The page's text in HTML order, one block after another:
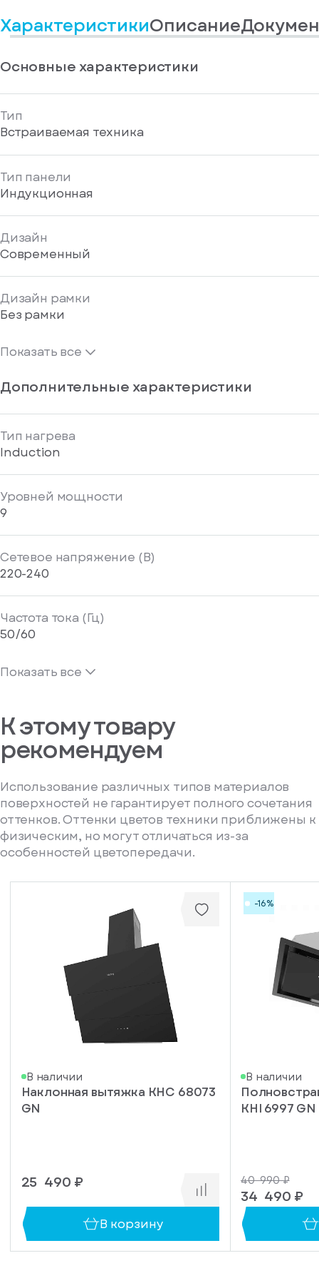
вас
есть
аккаунт
материалы
ХарактеристикиОписание
Основные характеристики
Тип
Встраиваемая техника
Тип панели
Индукционная
Дизайн
Современный
Дизайн рамки
Без рамки
Показать все
Дополнительные характеристики
Тип нагрева
Induction
Уровней мощности
9
Сетевое напряжение (В)
220-240
Частота тока (Гц)
50/60
Показать все
К этому товару
рекомендуем
Использование различных типов материалов
поверхностей не гарантирует полного сочетания
оттенков. Оттенки цветов техники приближены к
физическим, но могут отличаться из-за
особенностей цветопередачи.
В наличии
Наклонная вытяжка KHC 68073
GN
25 490 ₽
В корзину
-16%
В наличии
KHI 6997 GN
40 990 ₽
34 490 ₽
клик
номер